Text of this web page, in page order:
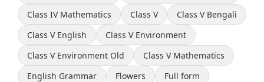
Class IV Mathematics
Class V
Class V Bengali
Class V English
Class V Environment
Class V Environment Old
Class V Mathematics
English Grammar
Flowers
Full form